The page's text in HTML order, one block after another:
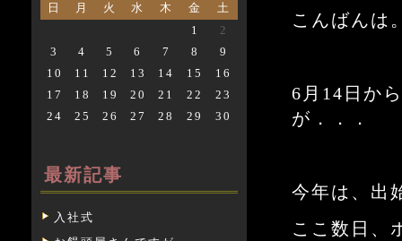
日 月 火 水 木 金
土
1
2
3
4 5 6 7 8
9
10
11 12 13 14 15
16
17
18 19 20 21 22
23
24
25 26 27 28 29 30
最新記事
入社式
こんばんは
6月14日か
が．．．
今年は、出
ここ数日、